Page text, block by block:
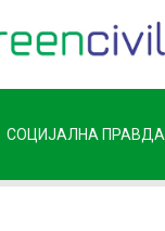
СОЦИЈАЛНА ПРАВДА